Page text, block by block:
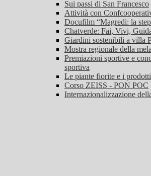
Sui passi di San Francesco
Attività con
Docufilm “Magredi: la
Chatverde: Fai, Vivi,
Giardini sostenibili a villa
Mostra regionale della
Premiazioni sportive e
sportiva
Le piante fiorite e i
Corso ZEISS - PON POC
Internazionalizzazione